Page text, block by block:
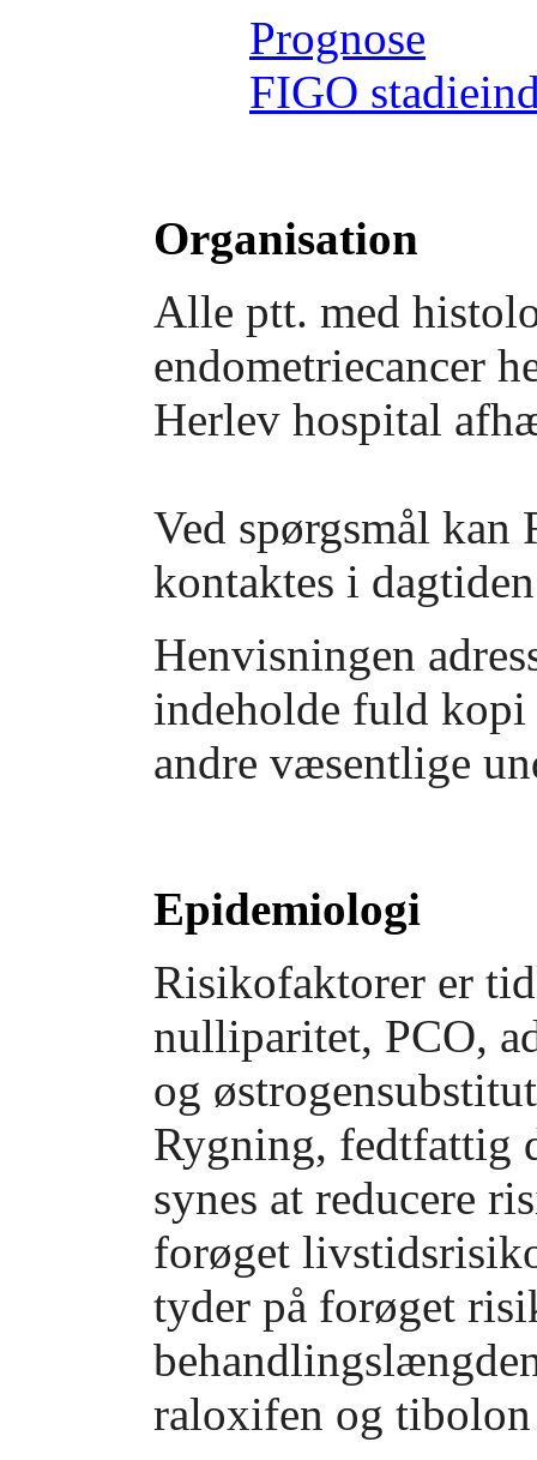
Prognose
FIGO
Organisation
Alle ptt. med
endometriecancer
Herlev hospital
Ved spørgsmål
kontaktes i
Henvisningen
indeholde fuld
andre væsentlige
Epidemiologi
Risikofaktorer er
nulliparitet, PCO,
og
Rygning,
synes at reducere
forøget
tyder på forøget
raloxifen og